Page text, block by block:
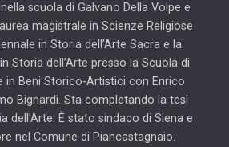
scuola di Galvano Della Volpe e
magistrale in Scienze Religiose
in Storia dell’Arte Sacra e la
Storia dell’Arte presso la Scuola di
in Beni Storico-Artistici con Enrico
Bignardi. Sta completando la tesi
dell’Arte. È stato sindaco di Siena e
nel Comune di Piancastagnaio.